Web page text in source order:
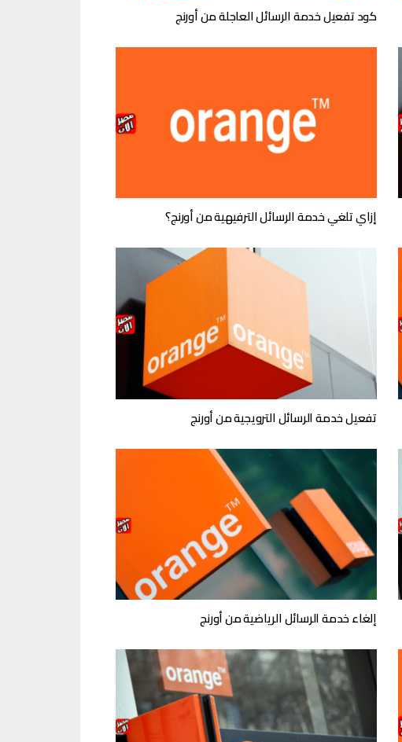
كود تفعيل خدمة الرسائل العاجلة من أورنج
إزاي تلغي خدمة الرسائل الترفيهية من أورنج؟
تفعيل خدمة الرسائل الترويجية من أورنج
إلغاء خدمة الرسائل الرياضية من أورنج